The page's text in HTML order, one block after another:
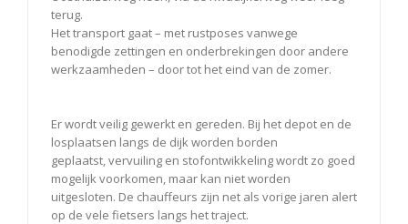
terug.
Het transport gaat – met rustposes vanwege
benodigde zettingen en onderbrekingen door andere
werkzaamheden – door tot het eind van de zomer.
Er wordt veilig gewerkt en gereden. Bij het depot en de
losplaatsen langs de dijk worden borden
geplaatst, vervuiling en stofontwikkeling wordt zo goed
mogelijk voorkomen, maar kan niet worden
uitgesloten. De chauffeurs zijn net als vorige jaren alert
op de vele fietsers langs het traject.